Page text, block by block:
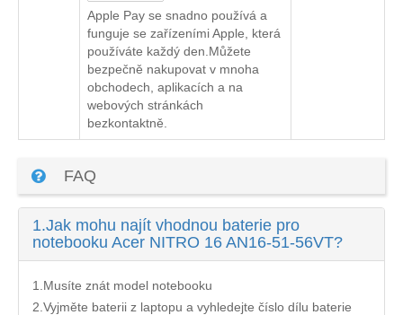
Apple Pay se snadno používá a
funguje se zařízeními Apple, která
používáte každý den.Můžete
bezpečně nakupovat v mnoha
obchodech, aplikacích a na
webových stránkách
bezkontaktně.
FAQ
1.Jak mohu najít vhodnou baterie pro
notebooku Acer NITRO 16 AN16-51-56VT?
1.Musíte znát model notebooku
2.Vyjměte baterii z laptopu a vyhledejte číslo dílu baterie